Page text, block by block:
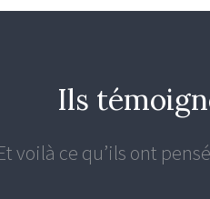
Ils
voilà ce qu’ils ont